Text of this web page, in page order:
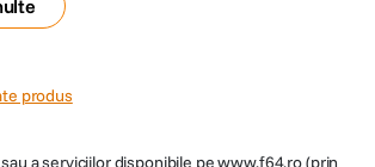
produs
a serviciilor disponibile pewww.f64.ro(prin